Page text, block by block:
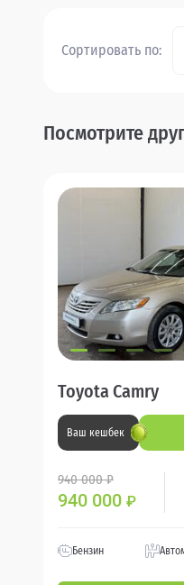
Сортировать по:
Посмотрите
Toyota Camry
Ваш кешбек
940 000 ₽
940 000 ₽
Бензин